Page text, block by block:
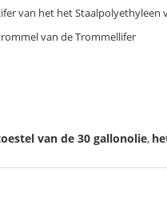
van het het Staalpolyethyleen
van de Trommellifer
van de 30 gallonolie,